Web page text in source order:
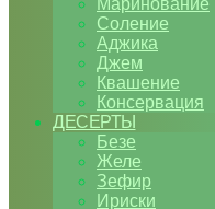
Маринование
Соление
Аджика
Джем
Квашение
Консервация
ДЕСЕРТЫ
Безе
Желе
Зефир
Ириски